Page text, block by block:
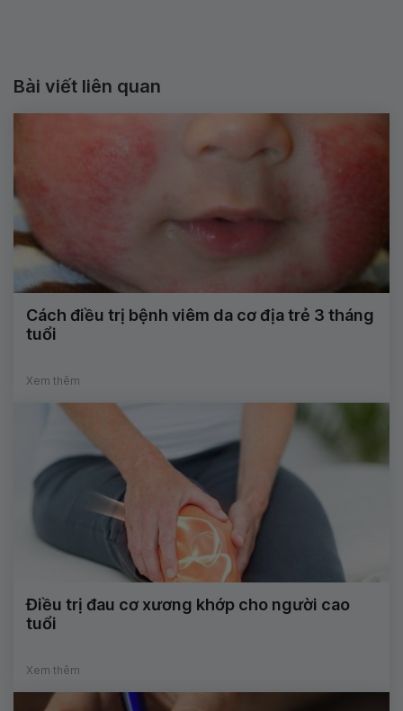
Bài viết liên quan
Cách điều trị bệnh viêm da cơ địa trẻ 3 tháng
tuổi
Xem thêm
Điều trị đau cơ xương khớp cho người cao
tuổi
Xem thêm